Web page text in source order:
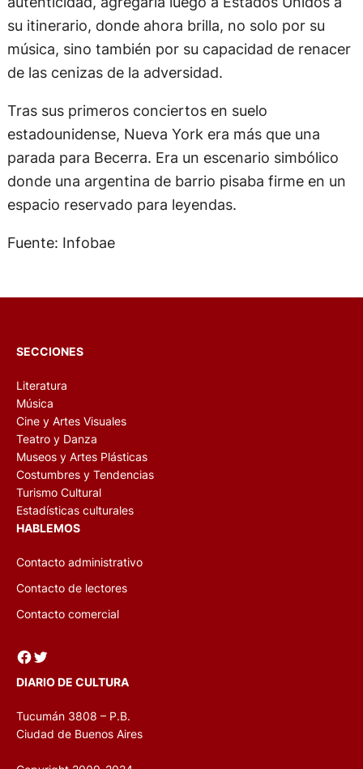
su itinerario, donde ahora brilla, no solo por su
música, sino también por su capacidad de renacer
de las cenizas de la adversidad.
Tras sus primeros conciertos en suelo
estadounidense, Nueva York era más que una
parada para Becerra. Era un escenario simbólico
donde una argentina de barrio pisaba firme en un
espacio reservado para leyendas.
Fuente: Infobae
SECCIONES
Literatura
Música
Cine y Artes Visuales
Teatro y Danza
Museos y Artes Plásticas
Costumbres y Tendencias
Turismo Cultural
Estadísticas culturales
HABLEMOS
Contacto administrativo
Contacto de lectores
Contacto comercial
Facebook Twitter
DIARIO DE CULTURA
Tucumán 3808 – P.B.
Ciudad de Buenos Aires